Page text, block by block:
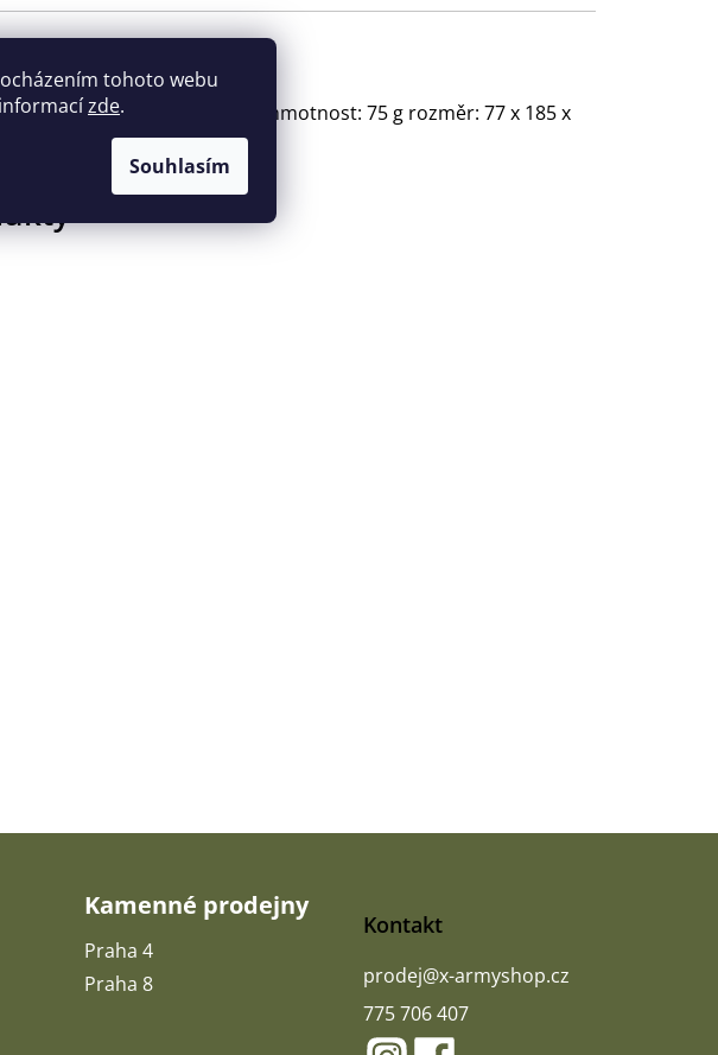
tohoto webu
zde.
Souhlasím
Wacaco Company Limited hmotnost: 75 g rozměr: 77 x 185 x
Kamenné prodejny
Praha 4
Praha 8
Kontakt
prodej@x-armyshop.cz
775 706 407